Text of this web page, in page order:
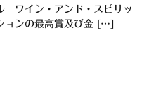
ワイン・アンド・スピリッ
ンの最高賞及び金 […]